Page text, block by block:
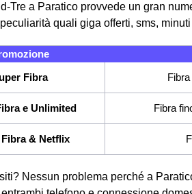
Tre a Paratico provvede un gran
quali giga offerti, sms,
Fibra
e Unlimited Fibra
& Netflix
Nessun problema perché a